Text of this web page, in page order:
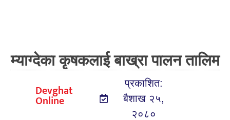
म्याग्देका कृषकलाई बाख्रा पालन तालिम
Devghat
Online
प्रकाशित:
बैशाख २५,
२०८०